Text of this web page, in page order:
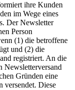
ihre Kunden
im Wege eines
Der Newsletter
Person
(1) die betroffene
und (2) die
registriert. An die
Newsletterversand
Gründen eine
versendet. Diese